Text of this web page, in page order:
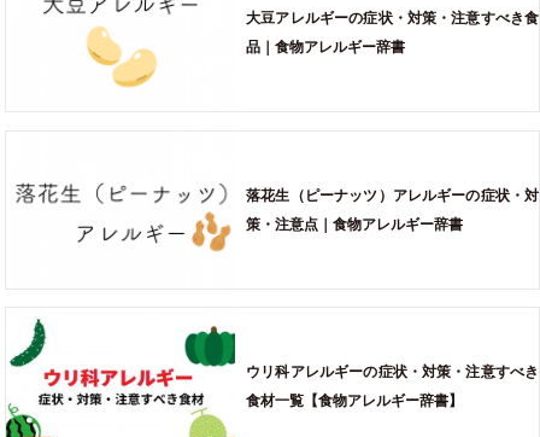
大豆アレルギーの症状・対策・注意すべき食
品｜食物アレルギー辞書
落花生（ピーナッツ）アレルギーの症状・対
策・注意点｜食物アレルギー辞書
ウリ科アレルギーの症状・対策・注意すべき
食材一覧【食物アレルギー辞書】